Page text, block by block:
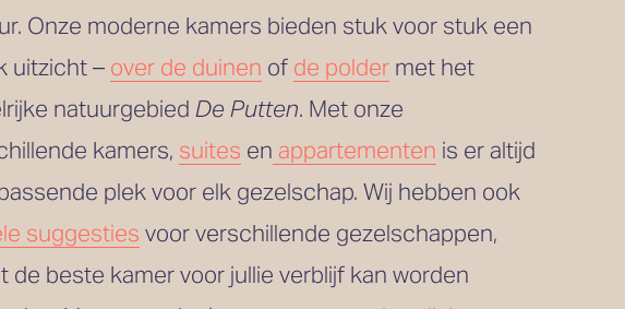
Onze moderne kamers bieden stuk voor stuk een
uitzicht – over de duinen of de polder met het
natuurgebied De Putten. Met onze
kamers, suites en appartementen is er altijd
suggesties voor verschillende gezelschappen,
de beste kamer voor jullie verblijf kan worden